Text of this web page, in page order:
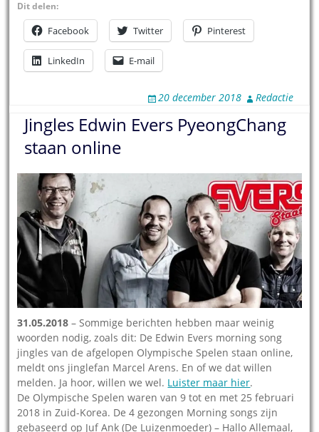
Dit delen:
Facebook Twitter Pinterest
LinkedIn E-mail
20 december 2018 Redactie
Jingles Edwin Evers PyeongChang
staan online
31.05.2018 – Sommige berichten hebben maar weinig
woorden nodig, zoals dit: De Edwin Evers morning song
jingles van de afgelopen Olympische Spelen staan online,
meldt ons jinglefan Marcel Arens. En of we dat willen
melden. Ja hoor, willen we wel. Luister maar hier.
De Olympische Spelen waren van 9 tot en met 25 februari
2018 in Zuid-Korea. De 4 gezongen Morning songs zijn
gebaseerd op Juf Ank (De Luizenmoeder) – Hallo Allemaal,